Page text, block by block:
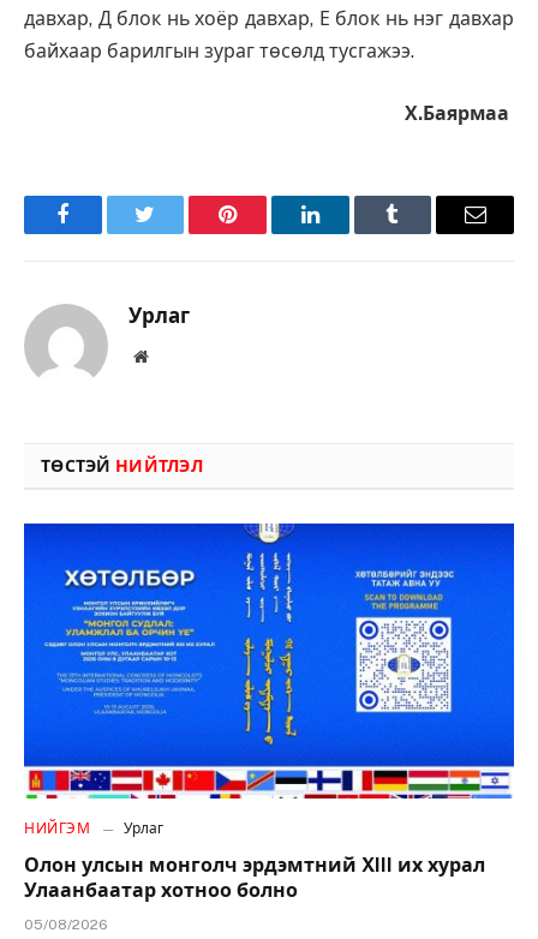
давхар, Д блок нь хоёр давхар, Е блок нь нэг давхар
байхаар барилгын зураг төсөлд тусгажээ.
Х.Баярмаа
FacebookTwitter Pinterest LinkedInTumblr Имэйл
Урлаг
Вэбсайт
ТӨСТЭЙ НИЙТЛЭЛ
НИЙГЭМ Урлаг
Олон улсын монголч эрдэмтний XIII их хурал
Улаанбаатар хотноо болно
05/08/2026